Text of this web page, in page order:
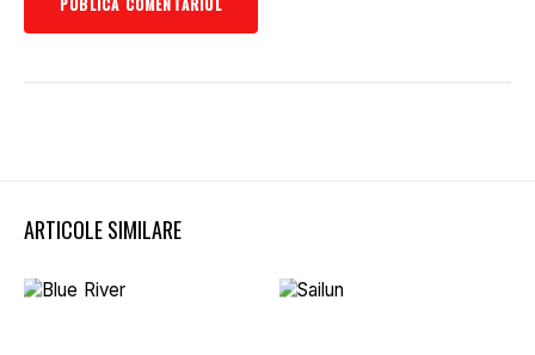
ARTICOLE SIMILARE